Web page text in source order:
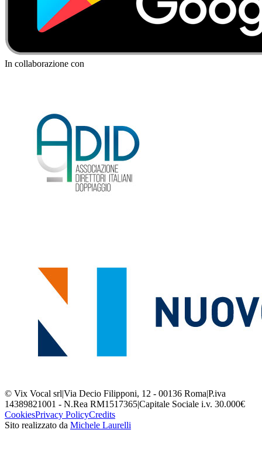
In collaborazione con
© Vix Vocal srl|Via Decio Filipponi, 12 - 00136 Roma|P.iva
14389821001 - N.Rea RM1517365|Capitale Sociale i.v. 30.000€
CookiesPrivacy PolicyCredits
Sito realizzato da Michele Laurelli